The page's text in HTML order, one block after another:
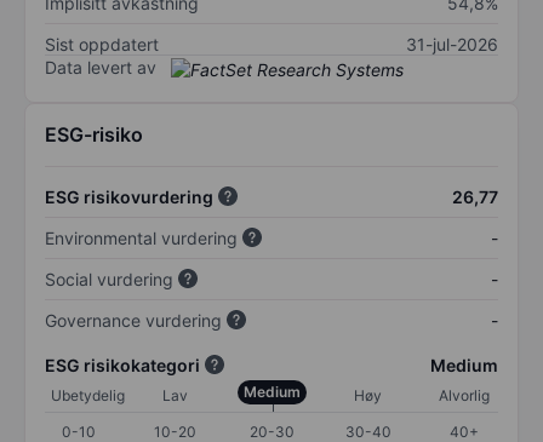
Sist oppdatert
31-jul-2026
Data levert av
ESG-risiko
ESG risikovurdering
26,77
Environmental vurdering
-
Social vurdering
-
Governance vurdering
-
ESG risikokategori Medium
Ubetydelig Lav Medium Høy
Alvorlig
0-10
10-20 20-30 30-40 40+